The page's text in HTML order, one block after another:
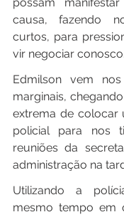
causa, fazendo
curtos, para
vir negociar conosco.
Edmilson vem
marginais,
extrema de colocar
policial para nos
reuniões da
administração na
Utilizando a
mesmo tempo em